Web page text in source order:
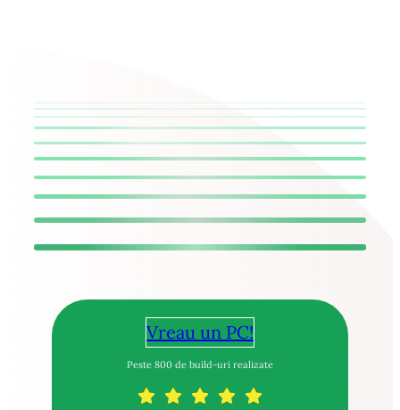
Vreau un PC!
Peste 800 de build-uri realizate